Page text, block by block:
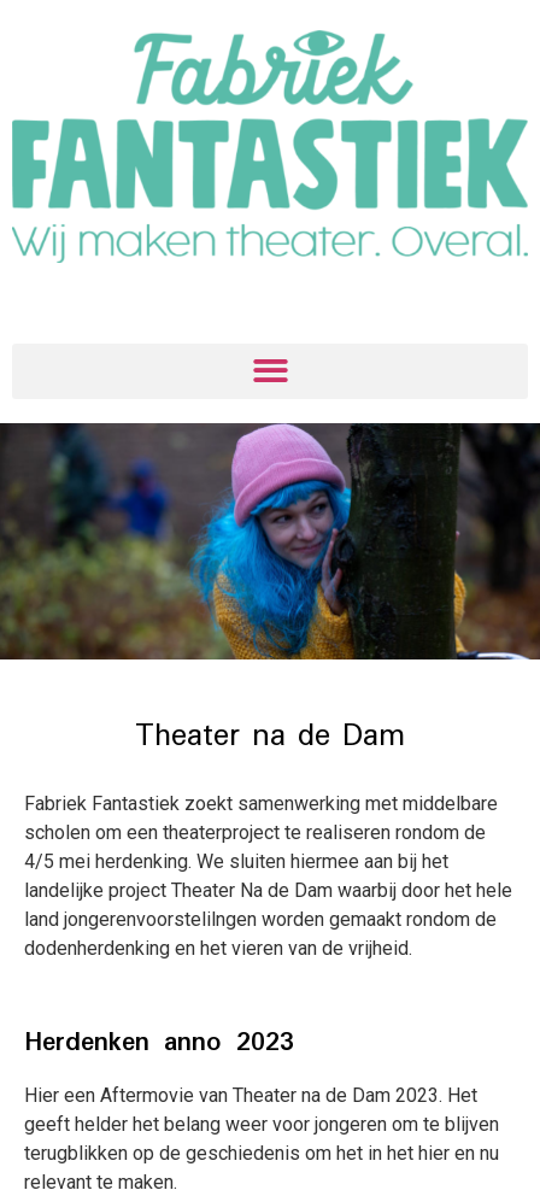
Theater na de Dam
Fabriek Fantastiek zoekt samenwerking met middelbare
scholen om een theaterproject te realiseren rondom de
4/5 mei herdenking. We sluiten hiermee aan bij het
landelijke project Theater Na de Dam waarbij door het hele
land jongerenvoorstelilngen worden gemaakt rondom de
dodenherdenking en het vieren van de vrijheid.
Herdenken anno 2023
Hier een Aftermovie van Theater na de Dam 2023. Het
geeft helder het belang weer voor jongeren om te blijven
terugblikken op de geschiedenis om het in het hier en nu
relevant te maken.